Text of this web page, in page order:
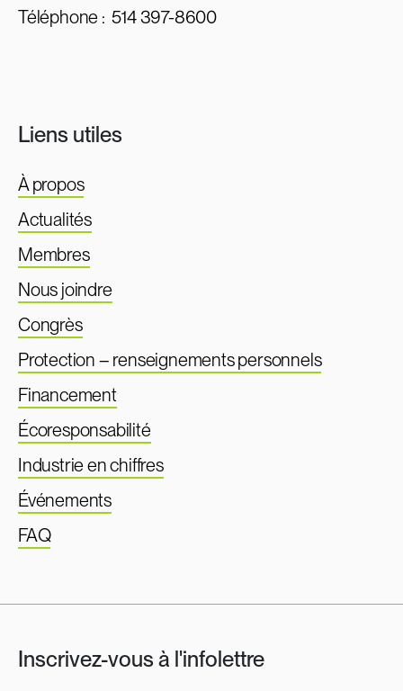
Téléphone :514 397-8600
Liens utiles
À propos
Actualités
Membres
Nous joindre
Congrès
Protection – renseignements personnels
Financement
Écoresponsabilité
Industrie en chiffres
Événements
FAQ
Inscrivez-vous à l'infolettre